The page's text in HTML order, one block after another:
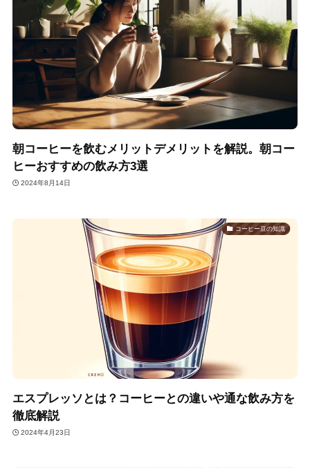
朝コーヒーを飲むメリットデメリットを解説。朝コー
ヒーおすすめの飲み方3選
2024年8月14日
コーヒー豆の知識
エスプレッソとは？コーヒーとの違いや通な飲み方を
徹底解説
2024年4月23日